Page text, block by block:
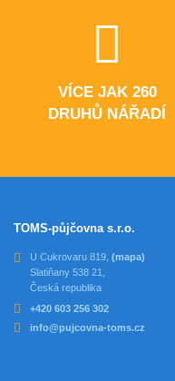
VÍCE JAK 260
DRUHŮ NÁŘADÍ
TOMS-půjčovna s.r.o.
U Cukrovaru 819, (mapa)
Slatiňany 538 21,
Česká republika
+420 603 256 302
info@pujcovna-toms.cz